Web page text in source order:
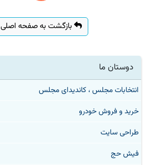
بازگشت به صفحه اصلی
دوستان ما
انتخابات مجلس ، کاندیدای مجلس
خرید و فروش خودرو
طراحی سایت
فیش حج